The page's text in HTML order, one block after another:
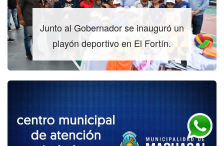
Junto al Gobernador se inauguró un
playón deportivo en El Fortín.